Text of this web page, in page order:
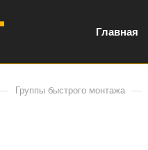
Главная
Группы быстрого монтажа —